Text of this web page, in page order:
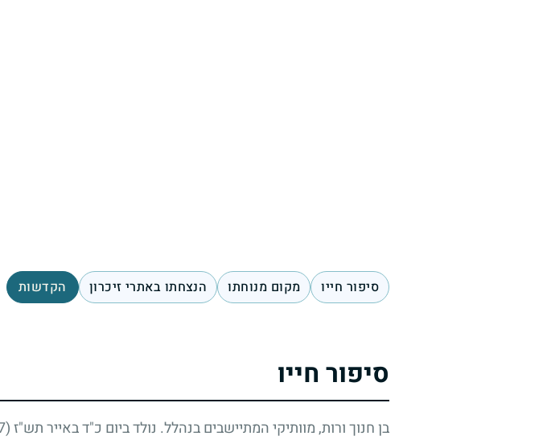
סיפור חייו מקום מנוחתו הנצחתו באתרי זיכרון הקדשות
סיפור חייו
בן חנוך ורות, מוותיקי המתיישבים בנהלל. נולד ביום כ"ד באייר תש"ז(14.5.1947)